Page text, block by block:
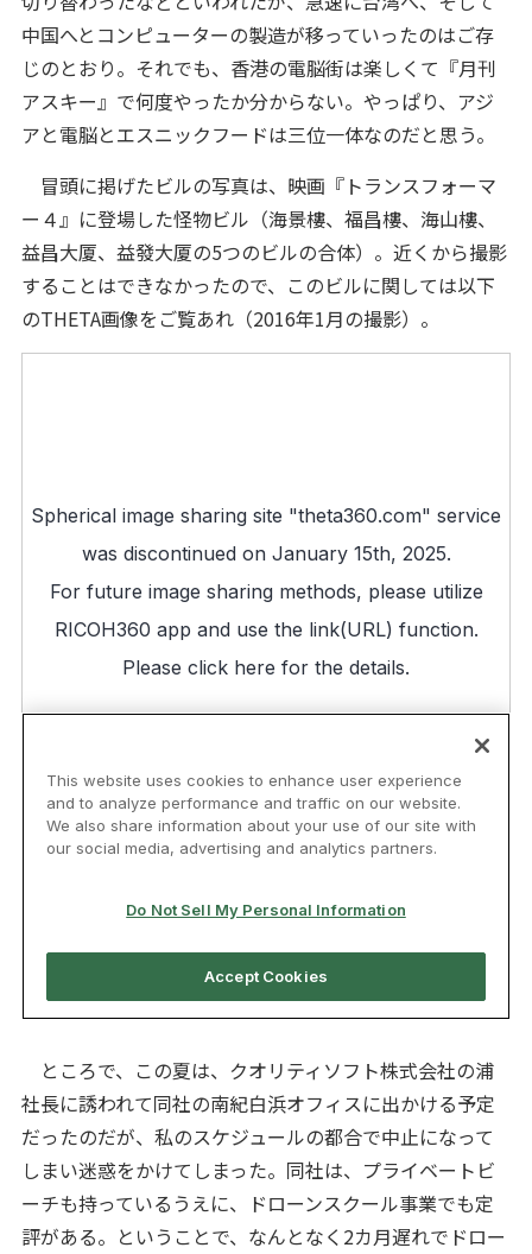
中国へとコンピューターの製造が移っていったのはご存
じのとおり。それでも、香港の電脳街は楽しくて『月刊
アスキー』で何度やったか分からない。やっぱり、アジ
アと電脳とエスニックフードは三位一体なのだと思う。
冒頭に掲げたビルの写真は、映画『トランスフォーマ
ー４』に登場した怪物ビル（海景樓、福昌樓、海山樓、
益昌大厦、益發大厦の5つのビルの合体）。近くから撮影
することはできなかったので、このビルに関しては以下
のTHETA画像をご覧あれ（2016年1月の撮影）。
ところで、この夏は、クオリティソフト株式会社の浦
社長に誘われて同社の南紀白浜オフィスに出かける予定
だったのだが、私のスケジュールの都合で中止になって
しまい迷惑をかけてしまった。同社は、プライベートビ
ーチも持っているうえに、ドローンスクール事業でも定
評がある。ということで、なんとなく2カ月遅れでドロー